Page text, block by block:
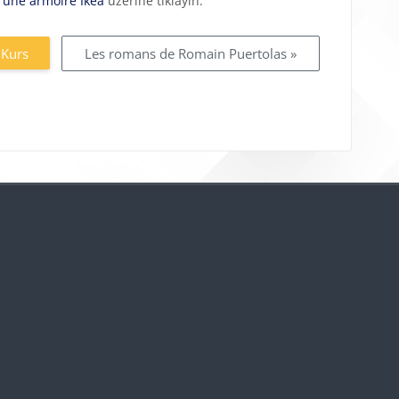
Les romans de Romain Puertolas »